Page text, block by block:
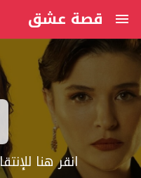
قصة عشق
انقر هنا